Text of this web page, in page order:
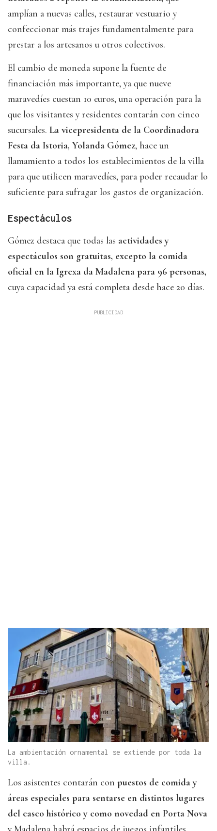
amplían a nuevas calles, restaurar vestuario y
confeccionar más trajes fundamentalmente para
prestar a los artesanos u otros colectivos.
El cambio de moneda supone la fuente de
financiación más importante, ya que nueve
maravedíes cuestan 10 euros, una operación para la
que los visitantes y residentes contarán con cinco
sucursales. La vicepresidenta de la Coordinadora
Festa da Istoria, Yolanda Gómez, hace un
llamamiento a todos los establecimientos de la villa
para que utilicen maravedíes, para poder recaudar lo
suficiente para sufragar los gastos de organización.
Espectáculos
Gómez destaca que todas las actividades y
espectáculos son gratuitas, excepto la comida
oficial en la Igrexa da Madalena para 96 personas,
cuya capacidad ya está completa desde hace 20 días.
La ambientación ornamental se extiende por toda la
villa.
Los asistentes contarán con puestos de comida y
áreas especiales para sentarse en distintos lugares
del casco histórico y como novedad en Porta Nova